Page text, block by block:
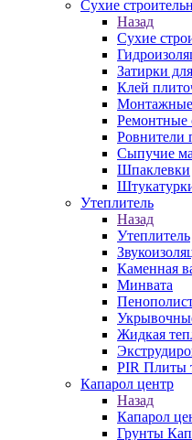
Сухие
Назад
Сухие
Затирки
Клей
Монтажные
Ремонтные
Ровнители
Сыпучие
Шпаклевки
Утеплитель
Назад
Утеплитель
Каменная
Минвата
Жидкая
PIR Плиты
Капарол центр
Назад
Капарол
Грунты